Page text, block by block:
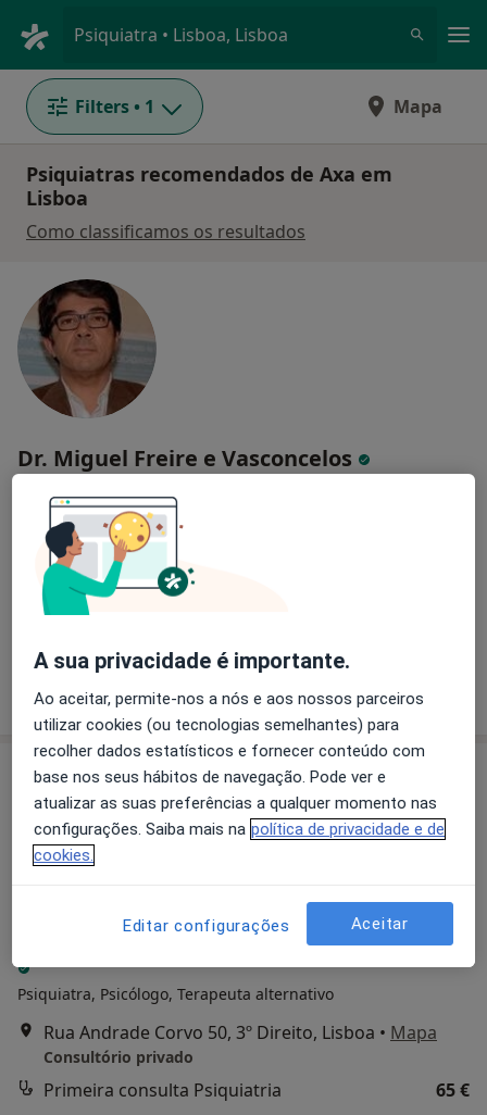
Psiquiatra • Lisboa, Lisboa
Filters • 1 Mapa
Psiquiatras recomendados de Axa em
Lisboa
Como classificamos os resultados
Dr. Miguel Freire e Vasconcelos
6 opiniões
Av. Elias Garcia, 137 (6º andar), Lisboa
Consultório privado
Primeira consulta Psiquiatria
Solicite um atendimento
Fundação Romão de Sousa - Casa de Alba
Psiquiatra, Psicólogo, Terapeuta alternativo
Rua Andrade Corvo 50, 3º Direito, Lisboa • Mapa
Consultório privado
Primeira consulta Psiquiatria
65 €
A sua privacidade é importante.
Ao aceitar, permite-nos a nós e aos nossos parceiros
utilizar cookies (ou tecnologias semelhantes) para
recolher dados estatísticos e fornecer conteúdo com
base nos seus hábitos de navegação. Pode ver e
atualizar as suas preferências a qualquer momento nas
configurações. Saiba mais na política de privacidade e de
cookies.
Editar configurações Aceitar